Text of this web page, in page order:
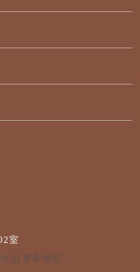
室
此处查看地图）